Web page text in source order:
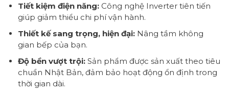
Tiết kiệm điện năng:Công nghệ Inverter tiên tiến
giúp giảm thiểu chi phí vận hành.
Thiết kế sang trọng, hiện đại:Nâng tầm không
gian bếp của bạn.
Độ bền vượt trội:Sản phẩm được sản xuất theo tiêu
chuẩn Nhật Bản, đảm bảo hoạt động ổn định trong
thời gian dài.